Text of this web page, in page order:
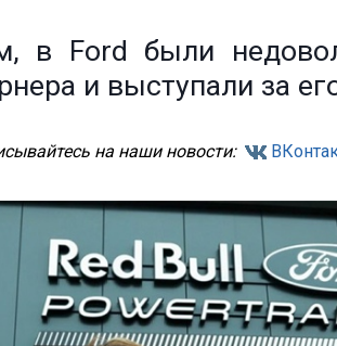
в Ford были
и выступали за
на наши новости: